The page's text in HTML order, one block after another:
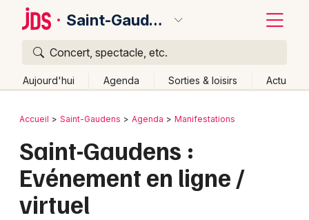
Saint-Gaudens
Concert, spectacle, etc.
Aujourd'hui Agenda Sorties & loisirs Actu
Publier un événement
Grands événements
Bordeaux
Colmar
Lille
Retour
Accueil Saint-Gaudens Agenda Manifestations
Saint-Gaudens :
Evénement en ligne /
virtuel
Quoi ?
Où ?
Midi-Pyrénées
Partout Près de moi
Quand ?
Effacer les dates
Aujourd'hui